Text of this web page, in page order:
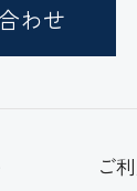
わせ
ご